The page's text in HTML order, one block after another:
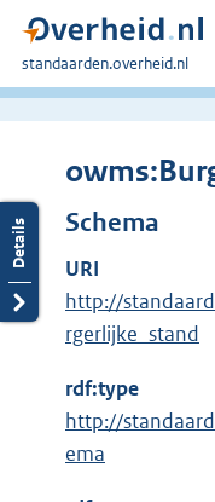
U
bent
standaarden.overheid.nl
Schema
URI
http://
rgerlijke_stand
rdf:type
http://
ema